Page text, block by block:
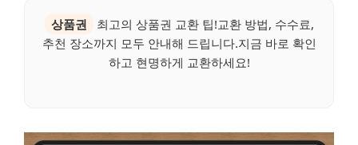
상품권
최고의 상품권 교환 팁!교환 방법, 수수료,
추천 장소까지 모두 안내해 드립니다.지금 바로 확인
하고 현명하게 교환하세요!